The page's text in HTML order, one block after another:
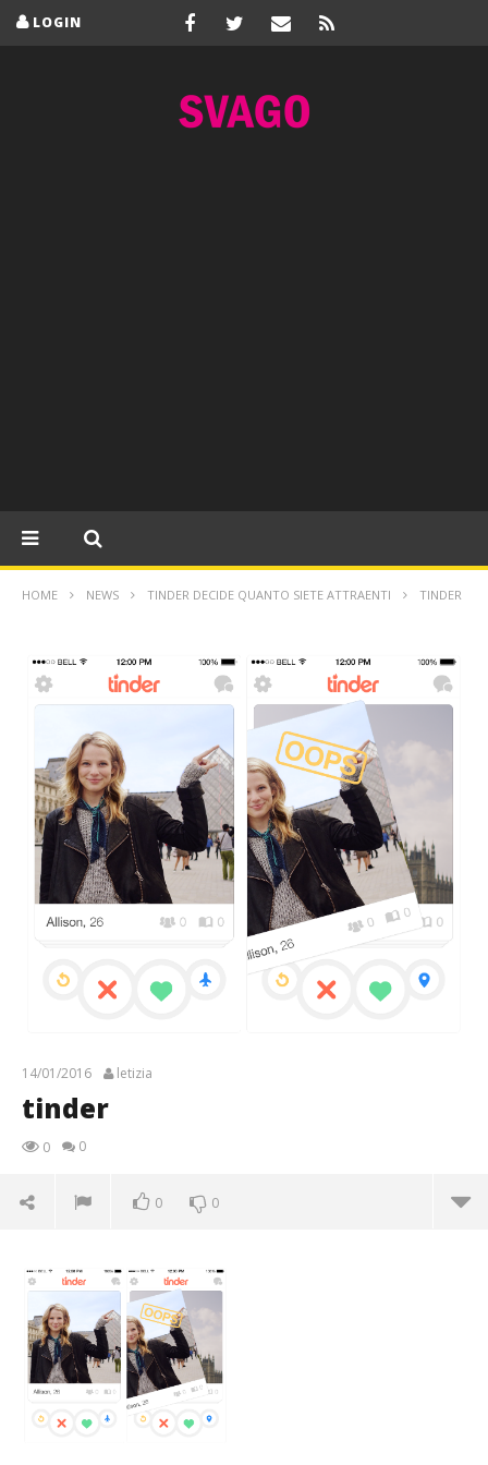
LOGIN
HOME NEWS TINDER DECIDE QUANTO SIETE ATTRAENTI TINDER
14/01/2016 letizia
tinder
0 0
0 0
14/01/2016
letizia